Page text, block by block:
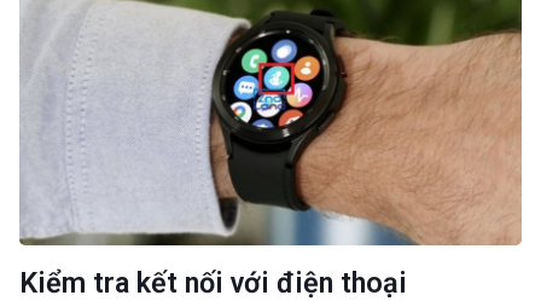
Kiểm tra kết nối với điện thoại